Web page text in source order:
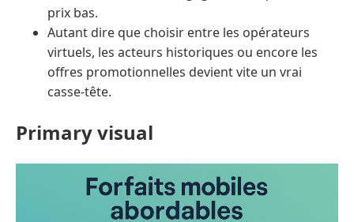
prix bas.
Autant dire que choisir entre les opérateurs
virtuels, les acteurs historiques ou encore les
offres promotionnelles devient vite un vrai
casse-tête.
Primary visual